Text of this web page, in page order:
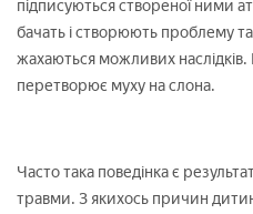
підписуються створеної ними
бачать і створюють проблему
жахаються можливих
перетворює муху на слона.
Часто така поведінка є
травми. З якихось причин